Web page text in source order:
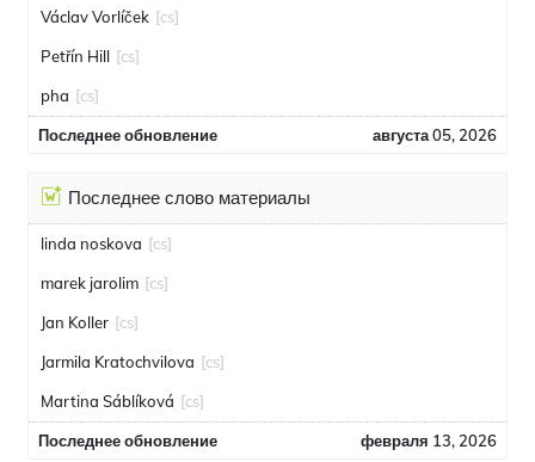
Václav Vorlíček [cs]
Petřín Hill [cs]
pha [cs]
Последнее обновление августа 05, 2026
Последнее слово материалы
linda noskova [cs]
marek jarolim [cs]
Jan Koller [cs]
Jarmila Kratochvilova [cs]
Martina Sáblíková [cs]
Последнее обновление февраля 13, 2026